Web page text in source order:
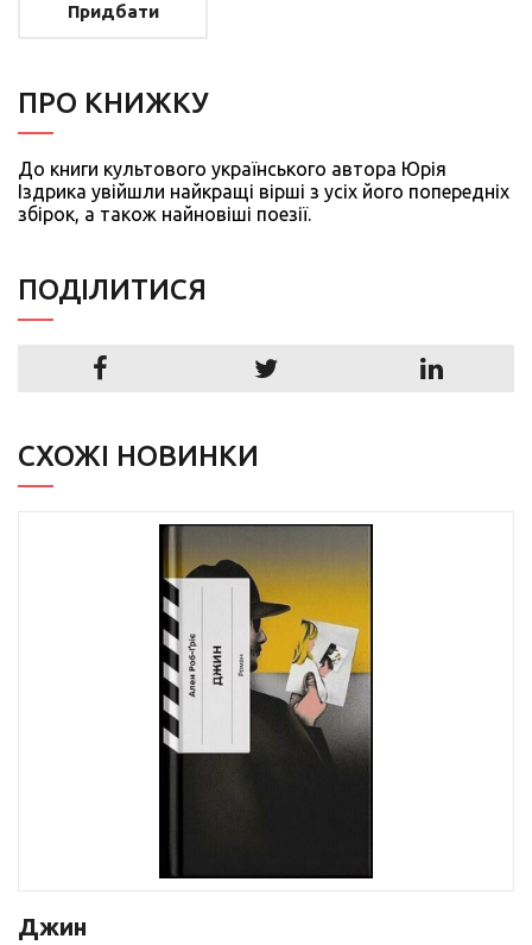
Придбати
ПРО КНИЖКУ
До книги культового українського автора Юрія
Іздрика увійшли найкращі вірші з усіх його попередніх
збірок, а також найновіші поезії.
ПОДIЛИТИСЯ
СХОЖІ НОВИНКИ
Джин